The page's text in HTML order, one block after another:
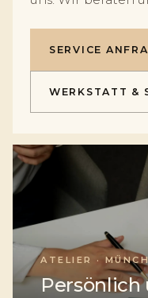
SERVICE
WERKSTATT &
ATELIER ·
Persönlich